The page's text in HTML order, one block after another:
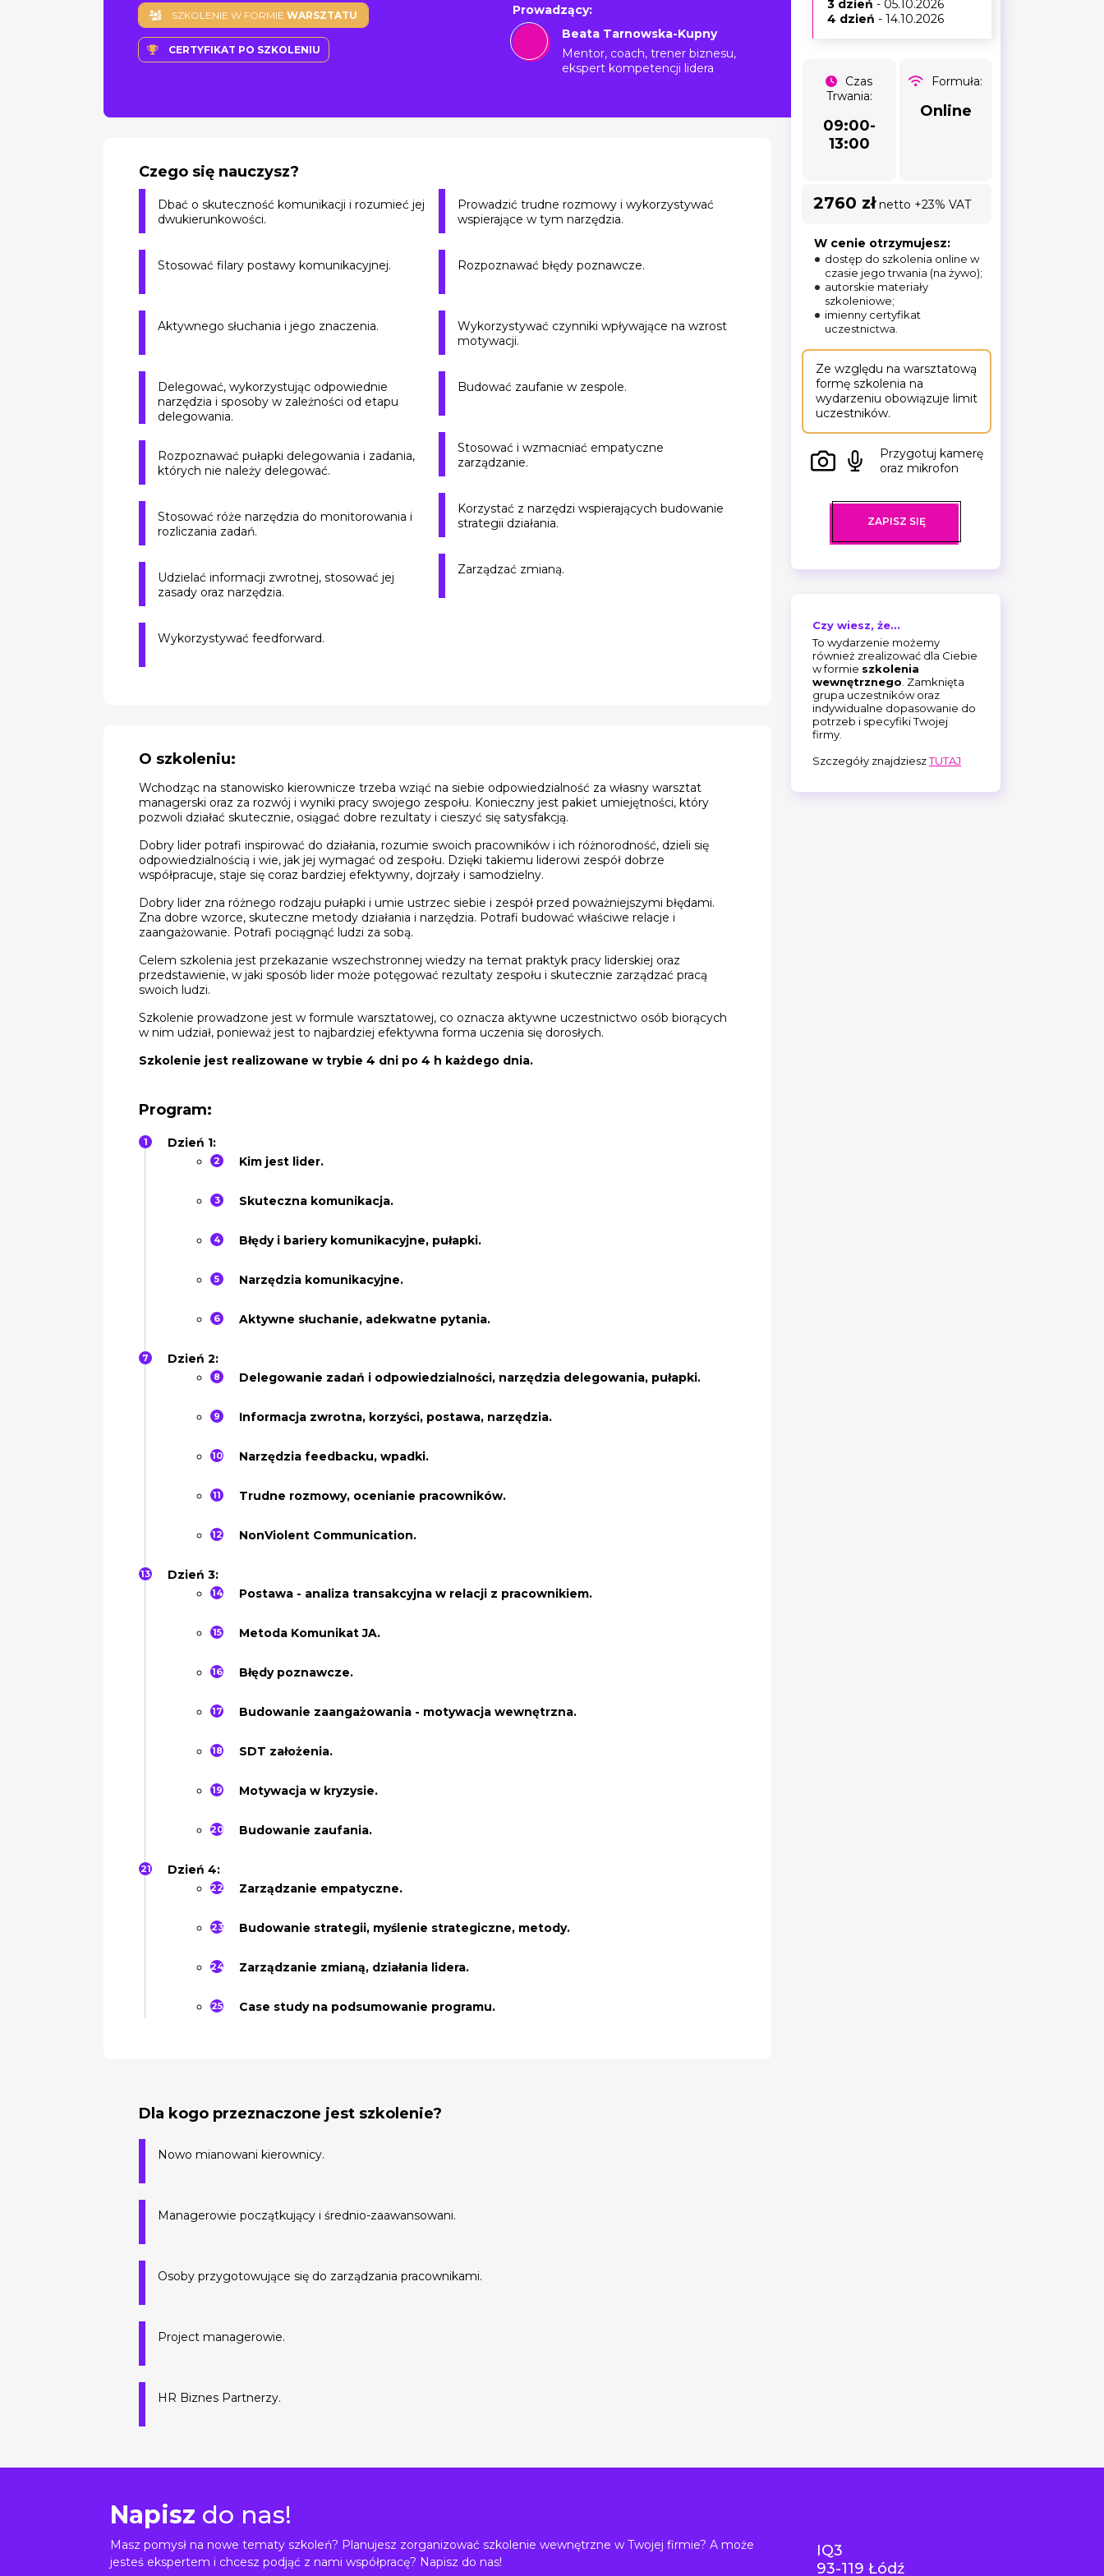
SZKOLENIE W FORMIE WARSZTATU
CERTYFIKAT PO SZKOLENIU
Prowadzący:
Beata Tarnowska-Kupny
Mentor, coach, trener biznesu,
ekspert kompetencji lidera
3 dzień - 05.10.2026
4 dzień - 14.10.2026
Czas
Trwania:
09:00-
13:00
Formuła:
Online
2760 złnetto +23% VAT
W cenie otrzymujesz:
dostęp do szkolenia online w
czasie jego trwania (na żywo);
autorskie materiały
szkoleniowe;
imienny certyfikat
uczestnictwa.
Ze względu na warsztatową
formę szkolenia na
wydarzeniu obowiązuje limit
uczestników.
Przygotuj kamerę
oraz mikrofon
ZAPISZ SIĘ
Czy wiesz, że...
To wydarzenie możemy
również zrealizować dla Ciebie
w formie szkolenia
wewnętrznego . Zamknięta
grupa uczestników oraz
indywidualne dopasowanie do
potrzeb i specyfiki Twojej
firmy.
Szczegóły znajdzieszTUTAJ
Czego się nauczysz?
Dbać o skuteczność komunikacji i rozumieć jej
dwukierunkowości.
Stosować filary postawy komunikacyjnej.
Aktywnego słuchania i jego znaczenia.
Delegować, wykorzystując odpowiednie
narzędzia i sposoby w zależności od etapu
delegowania.
Rozpoznawać pułapki delegowania i zadania,
których nie należy delegować.
Stosować róże narzędzia do monitorowania i
rozliczania zadań.
Udzielać informacji zwrotnej, stosować jej
zasady oraz narzędzia.
Wykorzystywać feedforward.
Prowadzić trudne rozmowy i wykorzystywać
wspierające w tym narzędzia.
Rozpoznawać błędy poznawcze.
Wykorzystywać czynniki wpływające na wzrost
motywacji.
Budować zaufanie w zespole.
Stosować i wzmacniać empatyczne
zarządzanie.
Korzystać z narzędzi wspierających budowanie
strategii działania.
Zarządzać zmianą.
O szkoleniu:
Wchodząc na stanowisko kierownicze trzeba wziąć na siebie odpowiedzialność za własny warsztat
managerski oraz za rozwój i wyniki pracy swojego zespołu. Konieczny jest pakiet umiejętności, który
pozwoli działać skutecznie, osiągać dobre rezultaty i cieszyć się satysfakcją.
Dobry lider potrafi inspirować do działania, rozumie swoich pracowników i ich różnorodność, dzieli się
odpowiedzialnością i wie, jak jej wymagać od zespołu. Dzięki takiemu liderowi zespół dobrze
współpracuje, staje się coraz bardziej efektywny, dojrzały i samodzielny.
Dobry lider zna różnego rodzaju pułapki i umie ustrzec siebie i zespół przed poważniejszymi błędami.
Zna dobre wzorce, skuteczne metody działania i narzędzia. Potrafi budować właściwe relacje i
zaangażowanie. Potrafi pociągnąć ludzi za sobą.
Celem szkolenia jest przekazanie wszechstronnej wiedzy na temat praktyk pracy liderskiej oraz
przedstawienie, w jaki sposób lider może potęgować rezultaty zespołu i skutecznie zarządzać pracą
swoich ludzi.
Szkolenie prowadzone jest w formule warsztatowej, co oznacza aktywne uczestnictwo osób biorących
w nim udział, ponieważ jest to najbardziej efektywna forma uczenia się dorosłych.
Szkolenie jest realizowane w trybie 4 dni po 4 h każdego dnia.
Program:
Dzień 1:
Kim jest lider.
Skuteczna komunikacja.
Błędy i bariery komunikacyjne, pułapki.
Narzędzia komunikacyjne.
Aktywne słuchanie, adekwatne pytania.
Dzień 2:
Delegowanie zadań i odpowiedzialności, narzędzia delegowania, pułapki.
Informacja zwrotna, korzyści, postawa, narzędzia.
Narzędzia feedbacku, wpadki.
Trudne rozmowy, ocenianie pracowników.
NonViolent Communication.
Dzień 3:
Postawa - analiza transakcyjna w relacji z pracownikiem.
Metoda Komunikat JA.
Błędy poznawcze.
Budowanie zaangażowania - motywacja wewnętrzna.
SDT założenia.
Motywacja w kryzysie.
Budowanie zaufania.
Dzień 4:
Zarządzanie empatyczne.
Budowanie strategii, myślenie strategiczne, metody.
Zarządzanie zmianą, działania lidera.
Case study na podsumowanie programu.
Dla kogo przeznaczone jest szkolenie?
Nowo mianowani kierownicy.
Managerowie początkujący i średnio-zaawansowani.
Osoby przygotowujące się do zarządzania pracownikami.
Project managerowie.
HR Biznes Partnerzy.
Napisz do nas!
Masz pomysł na nowe tematy szkoleń? Planujesz zorganizować szkolenie wewnętrzne w Twojej firmie? A może
jesteś ekspertem i chcesz podjąć z nami współpracę? Napisz do nas!
IQ3
93-119 Łódź